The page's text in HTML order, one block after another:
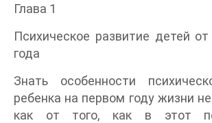
Глава 1
Психическое развитие детей
года
Знать особенности
ребенка на первом году жизни
как от того, как в этот